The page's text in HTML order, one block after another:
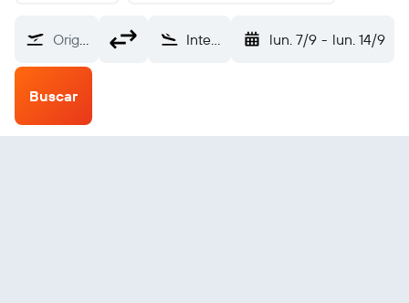
Origen Internacional de Kota Kinabalu (BKI) lun. 7/9 - lun. 14/9
Buscar